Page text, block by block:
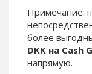
Примечание:
более
DKK на Cash
напрямую.
Paxum EUR
Epay USD